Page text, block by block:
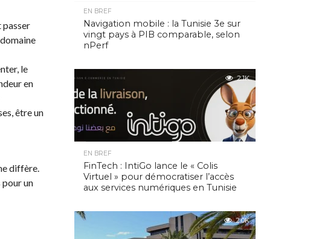
passer
le
en
être un
diffère.
pour un
EN BREF
Navigation mobile : la Tunisie 3e sur
vingt pays à PIB comparable, selon
nPerf
2.1K
EN BREF
FinTech : IntiGo lance le « Colis
Virtuel » pour démocratiser l’accès
aux services numériques en Tunisie
2.0K